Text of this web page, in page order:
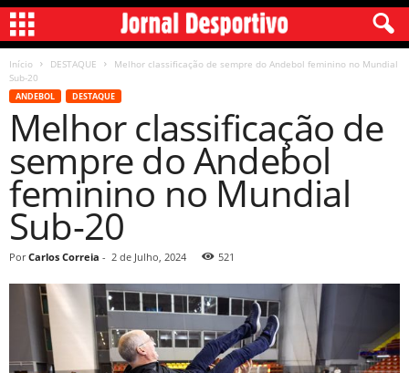
Início DESTAQUE
Melhor classificação de sempre do Andebol feminino no Mundial
Sub-20
ANDEBOL DESTAQUE
Melhor classificação de
sempre do Andebol
feminino no Mundial
Sub-20
Por Carlos Correia - 2 de Julho, 2024 521